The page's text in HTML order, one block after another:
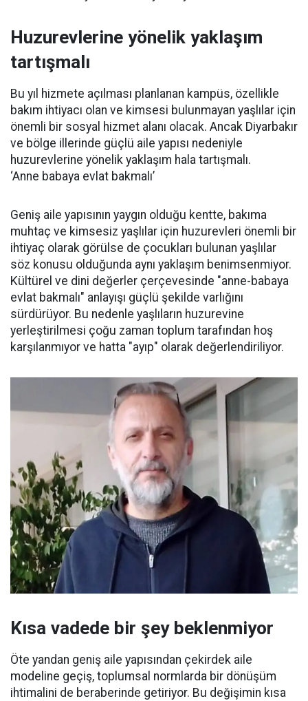
Huzurevlerine yönelik yaklaşım
tartışmalı
Bu yıl hizmete açılması planlanan kampüs, özellikle
bakım ihtiyacı olan ve kimsesi bulunmayan yaşlılar için
önemli bir sosyal hizmet alanı olacak. Ancak Diyarbakır
ve bölge illerinde güçlü aile yapısı nedeniyle
huzurevlerine yönelik yaklaşım hala tartışmalı.
‘Anne babaya evlat bakmalı’
Geniş aile yapısının yaygın olduğu kentte, bakıma
muhtaç ve kimsesiz yaşlılar için huzurevleri önemli bir
ihtiyaç olarak görülse de çocukları bulunan yaşlılar
söz konusu olduğunda aynı yaklaşım benimsenmiyor.
Kültürel ve dini değerler çerçevesinde "anne-babaya
evlat bakmalı" anlayışı güçlü şekilde varlığını
sürdürüyor. Bu nedenle yaşlıların huzurevine
yerleştirilmesi çoğu zaman toplum tarafından hoş
karşılanmıyor ve hatta "ayıp" olarak değerlendiriliyor.
Kısa vadede bir şey beklenmiyor
Öte yandan geniş aile yapısından çekirdek aile
modeline geçiş, toplumsal normlarda bir dönüşüm
ihtimalini de beraberinde getiriyor. Bu değişimin kısa